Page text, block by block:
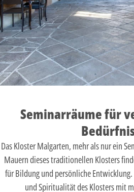
Seminarräume für
Das Kloster Malgarten, mehr als nur ein
Mauern dieses traditionellen Klosters
für Bildung und persönliche
und Spiritualität des Klosters mit